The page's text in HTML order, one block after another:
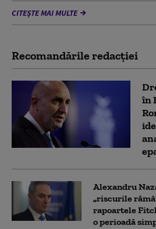
CITEȘTE MAI MULTE
Recomandările redacţiei
în
Alexandru
„riscurile
rapoartele
o perioadă